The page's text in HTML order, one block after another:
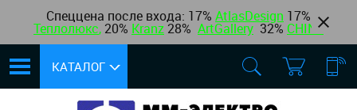
Спеццена после входа: 17% AtlasDesign 17%
Теплолюкс, 20% Kranz 28% ArtGallery 32% CHINT
КАТАЛОГ